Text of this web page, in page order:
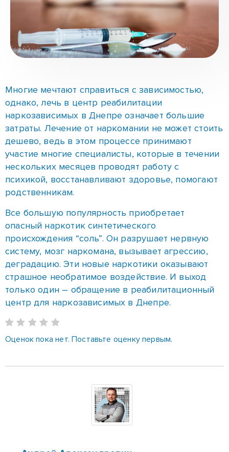
Многие мечтают справиться с зависимостью,
однако, лечь в центр реабилитации
наркозависимых в Днепре означает большие
затраты. Лечение от наркомании не может стоить
дешево, ведь в этом процессе принимают
участие многие специалисты, которые в течении
нескольких месяцев проводят работу с
психикой, восстанавливают здоровье, помогают
родственникам.
Все большую популярность приобретает
опасный наркотик синтетического
происхождения “соль”. Он разрушает нервную
систему, мозг наркомана, вызывает агрессию,
деградацию. Эти новые наркотики оказывают
страшное необратимое воздействие. И выход
только один – обращение в реабилитационный
центр для наркозависимых в Днепре.
Оценок пока нет. Поставьте оценку первым.